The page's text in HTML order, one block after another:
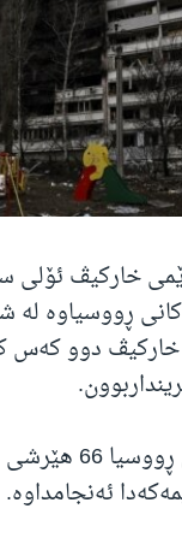
خارکیڤ ئۆلی
ڕووسیاوە
دوو کەس
وتیشی
ئەنجامداوە.